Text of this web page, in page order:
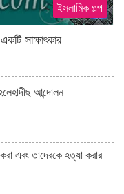
ইসলামিক গল্প
সাক্ষাৎকার
আন্দোলন
এবং তাদেরকে হত্যা করার